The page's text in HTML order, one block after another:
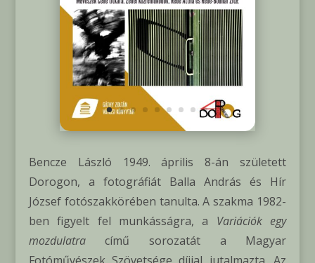
Bencze László 1949. április 8-án született
Dorogon, a fotográfiát Balla András és Hír
József fotószakkörében tanulta. A szakma 1982-
ben figyelt fel munkásságra, a Variációk egy
mozdulatracímű sorozatát a Magyar
Fotóművészek Szövetsége díjjal jutalmazta. Az